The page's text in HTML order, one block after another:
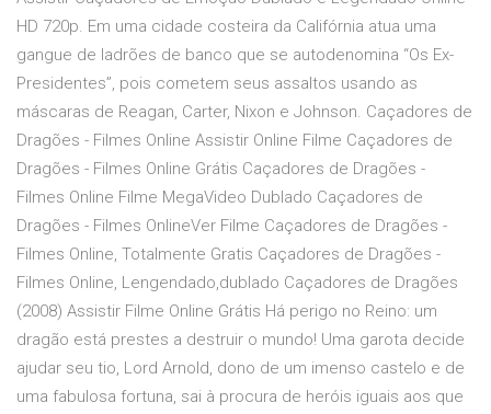
HD 720p. Em uma cidade costeira da Califórnia atua uma
gangue de ladrões de banco que se autodenomina “Os Ex-
Presidentes”, pois cometem seus assaltos usando as
máscaras de Reagan, Carter, Nixon e Johnson. Caçadores de
Dragões - Filmes Online Assistir Online Filme Caçadores de
Dragões - Filmes Online Grátis Caçadores de Dragões -
Filmes Online Filme MegaVideo Dublado Caçadores de
Dragões - Filmes OnlineVer Filme Caçadores de Dragões -
Filmes Online, Totalmente Gratis Caçadores de Dragões -
Filmes Online, Lengendado,dublado Caçadores de Dragões
(2008) Assistir Filme Online Grátis Há perigo no Reino: um
dragão está prestes a destruir o mundo! Uma garota decide
ajudar seu tio, Lord Arnold, dono de um imenso castelo e de
uma fabulosa fortuna, sai à procura de heróis iguais aos que